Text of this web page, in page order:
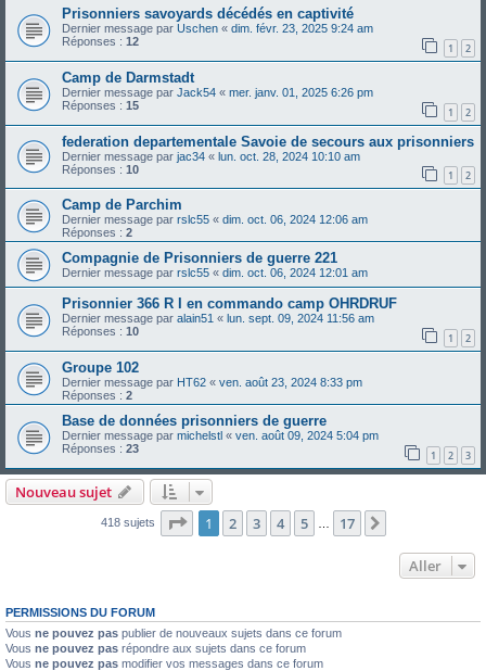
Prisonniers savoyards décédés en captivité
Dernier message par Uschen « dim. févr. 23, 2025 9:24 am
Réponses : 12 1 2
Camp de Darmstadt
Dernier message par Jack54 « mer. janv. 01, 2025 6:26 pm
Réponses : 15 1 2
federation departementale Savoie de secours aux prisonniers
Dernier message par jac34 « lun. oct. 28, 2024 10:10 am
Réponses : 10 1 2
Camp de Parchim
Dernier message par rslc55 « dim. oct. 06, 2024 12:06 am
Réponses : 2
Compagnie de Prisonniers de guerre 221
Dernier message par rslc55 « dim. oct. 06, 2024 12:01 am
Prisonnier 366 R I en commando camp OHRDRUF
Dernier message par alain51 « lun. sept. 09, 2024 11:56 am
Réponses : 10 1 2
Groupe 102
Dernier message par HT62 « ven. août 23, 2024 8:33 pm
Réponses : 2
Base de données prisonniers de guerre
Dernier message par michelstl « ven. août 09, 2024 5:04 pm
Réponses : 23 1 2 3
Nouveau sujet
418 sujets Page 1sur17
1 2 3 4 5 17
Aller
PERMISSIONS DU FORUM
Vous ne pouvez pas publier de nouveaux sujets dans ce forum
Vous ne pouvez pas répondre aux sujets dans ce forum
Vous ne pouvez pas modifier vos messages dans ce forum